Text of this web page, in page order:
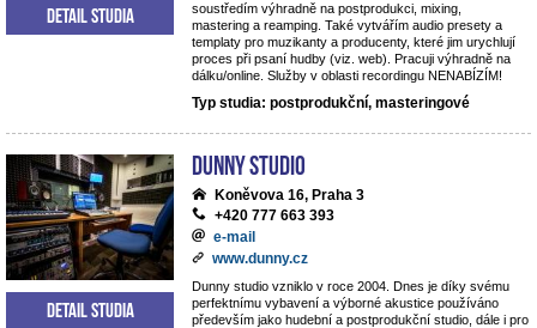
soustředím výhradně na postprodukci, mixing,
mastering a reamping. Také vytvářím audio presety a
templaty pro muzikanty a producenty, které jim urychlují
proces při psaní hudby (viz. web). Pracuji výhradně na
dálku/online. Služby v oblasti recordingu NENABÍZÍM!
Typ studia: postprodukční, masteringové
Detail studia
Dunny studio
Koněvova 16, Praha 3
+420 777 663 393
e-mail
www.dunny.cz
Dunny studio vzniklo v roce 2004. Dnes je díky svému
perfektnímu vybavení a výborné akustice používáno
především jako hudební a postprodukční studio, dále i pro
Detail studia